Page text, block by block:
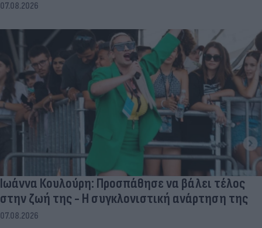
07.08.2026
Ιωάννα Κουλούρη: Προσπάθησε να βάλει τέλος
στην ζωή της - Η συγκλονιστική ανάρτηση της
07.08.2026